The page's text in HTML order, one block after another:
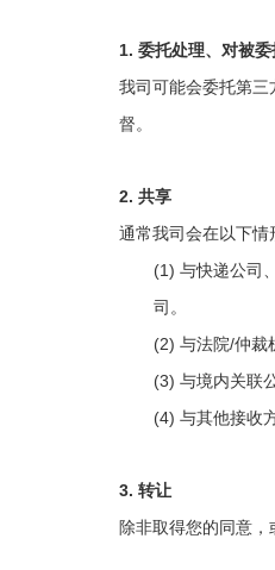
1. 委托处理、对被
我司可能会委托第三
督。
2. 共享
通常我司会在以下情
(1) 与快递公司
司。
(2) 与法院/仲裁
(3) 与境内关联
(4) 与其他接收
3. 转让
除非取得您的同意